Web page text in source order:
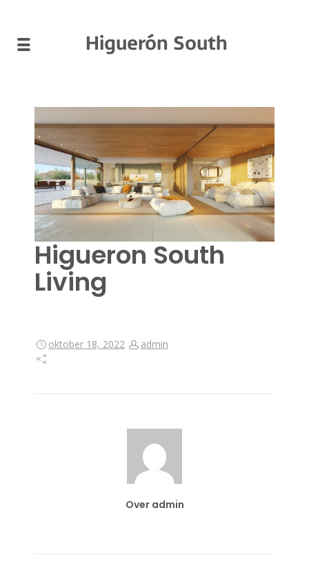
Higuerón South
Higueron South
Living
oktober 18, 2022 admin
Over admin